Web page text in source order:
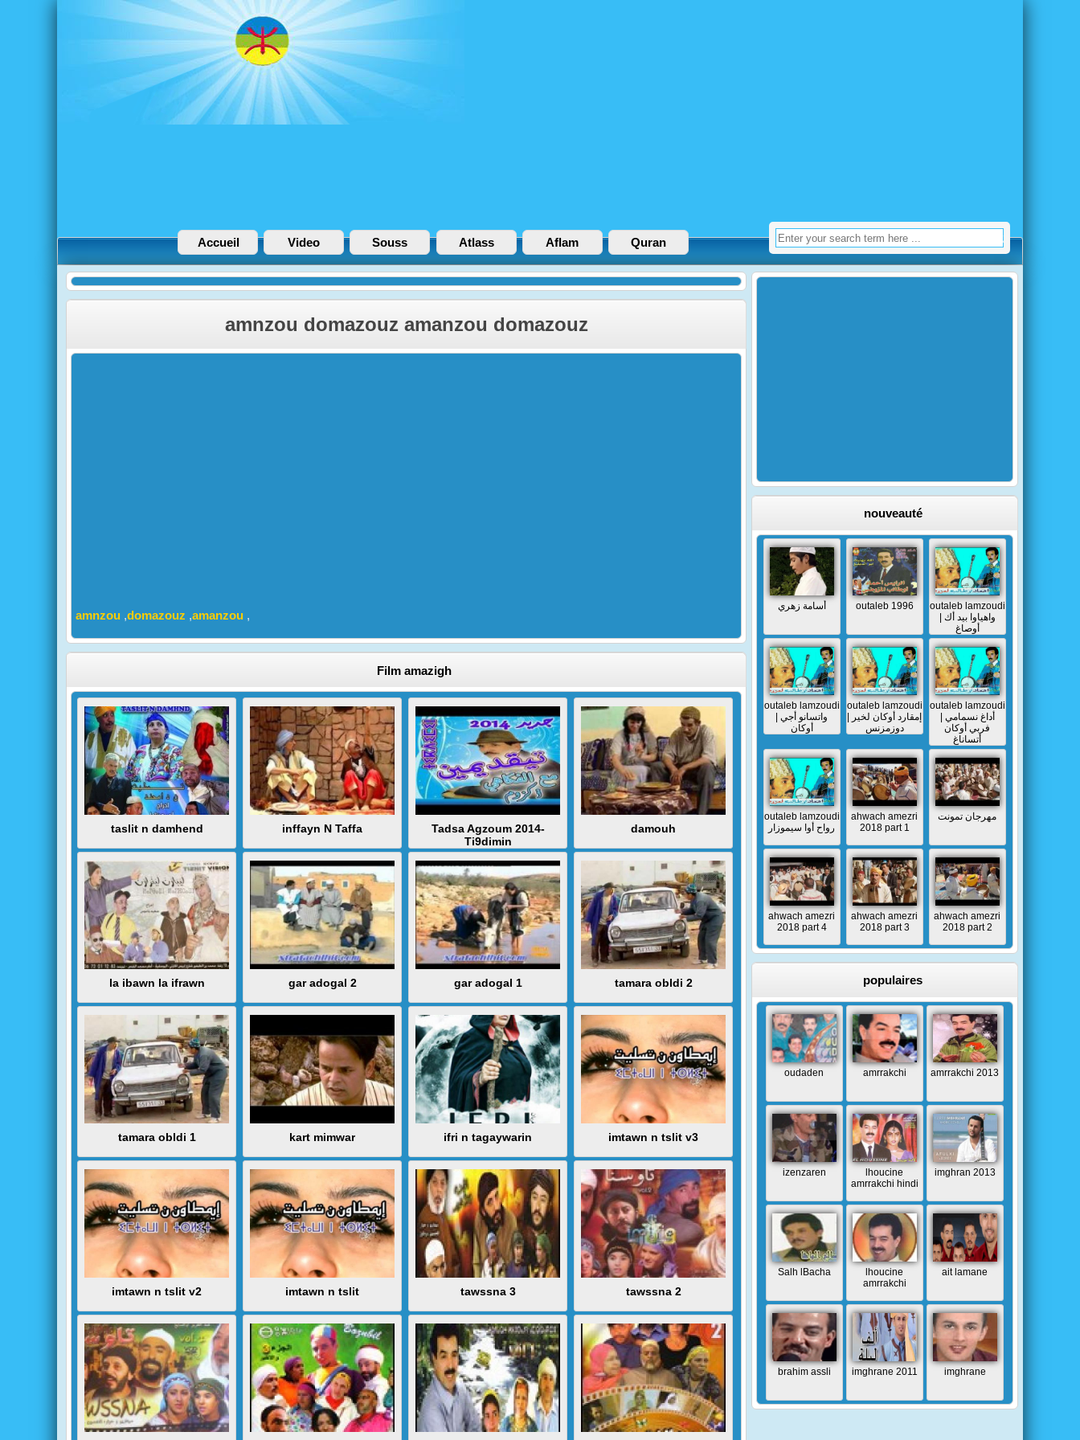
Accueil Video Souss Atlass Aflam Quran
amnzou domazouz amanzou domazouz
amnzou ,domazouz ,amanzou ,
Film amazigh
taslit n damhend inffayn N Taffa
Tadsa Agzoum 2014-
Ti9dimin
damouh
la ibawn la ifrawn gar adogal 2 gar adogal 1 tamara obldi 2
tamara obldi 1 kart mimwar ifri n tagaywarin imtawn n tslit v3
imtawn n tslit v2 imtawn n tslit tawssna 3 tawssna 2
nouveauté
أسامة زهري outaleb 1996
outaleb lamzoudi
| واهياوا بيد أك
أوصاغ
outaleb lamzoudi
| واتسانو أجي
أوكان
outaleb lamzoudi
| إمقارد أوكان لخير
دوزمزنس
outaleb lamzoudi
| أداغ نسمامي
فربي أوكان
أتساناغ
outaleb lamzoudi
رواح أوا سيموزار
ahwach amezri
2018 part 1
مهرجان تمونت
ahwach amezri
2018 part 4
ahwach amezri
2018 part 3
ahwach amezri
2018 part 2
populaires
oudaden amrrakchi amrrakchi 2013
izenzaren
lhoucine
amrrakchi hindi
imghran 2013
Salh lBacha
lhoucine
amrrakchi
ait lamane
brahim assli imghrane 2011 imghrane